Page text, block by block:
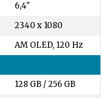
6,4"
2340 x 1080
AM OLED, 120 Hz
128 GB /256 GB